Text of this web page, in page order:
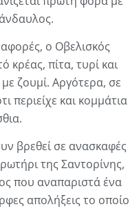
ο Οβελισκός
πίτα, τυρί και
ζουμί. Αργότερα, σε
περιείχε και κομμάτια
βρεθεί σε ανασκαφές
της Σαντορίνης,
που αναπαριστά ένα
απολήξεις το οποίο